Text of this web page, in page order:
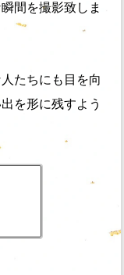
間を撮影致しま
たちにも目を向
を形に残すよう